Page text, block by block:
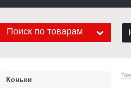
Поиск по товарам
Коньки